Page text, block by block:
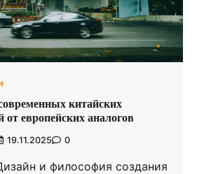
китайских
от европейских аналогов
19.11.2025 0
и философия создания